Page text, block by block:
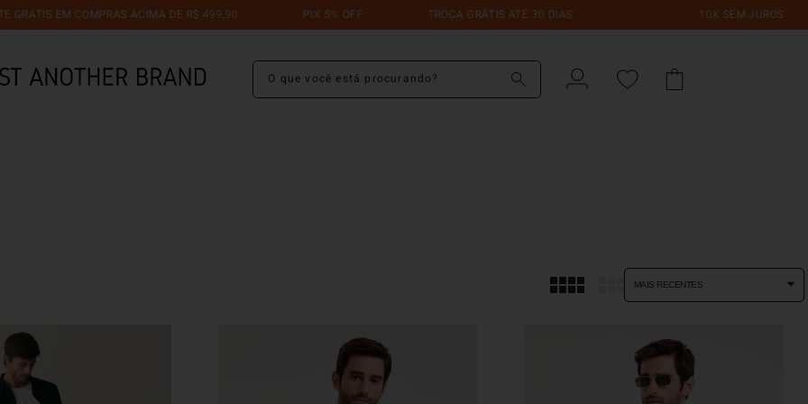
GRÁTIS EM COMPRAS ACIMA DE R$ 499,90 PIX 5% OFF TROCA GRÁTIS ATÉ 30 DIAS 10X SEM JUROS
O que você está procurando?
MAIS RECENTES